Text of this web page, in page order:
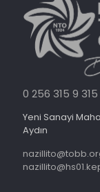
0 256 315 9 315
Yeni Sanayi
Aydın